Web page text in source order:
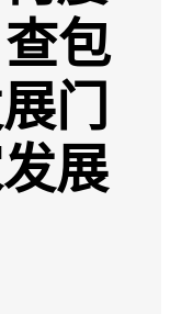
包
门
展